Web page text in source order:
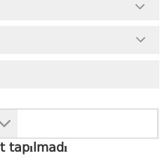
tapılmadı